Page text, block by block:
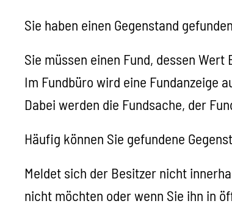
Sie haben einen Gegenstand
Sie müssen einen Fund, dessen Wert
Im Fundbüro wird eine Fundanzeige
Dabei werden die Fundsache, der
Häufig können Sie gefundene
Meldet sich der Besitzer nicht
nicht möchten oder wenn Sie ihn in